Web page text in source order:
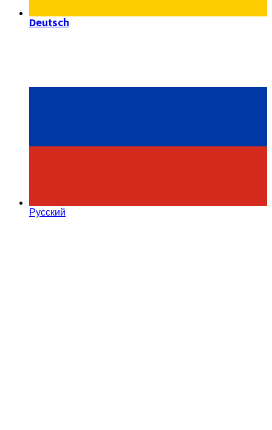
Deutsch
Русский